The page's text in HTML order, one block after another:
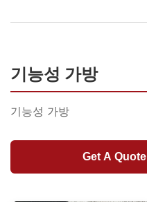
기능성 가방
기능성 가방
Get A Quote